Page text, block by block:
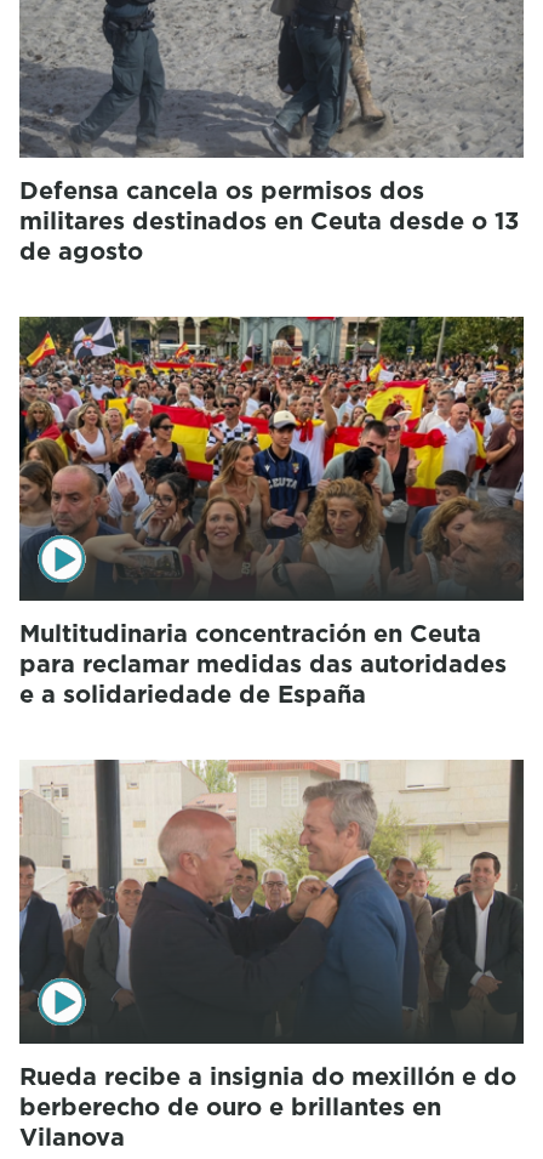
Defensa cancela os permisos dos
militares destinados en Ceuta desde o 13
de agosto
Multitudinaria concentración en Ceuta
para reclamar medidas das autoridades
e a solidariedade de España
Rueda recibe a insignia do mexillón e do
berberecho de ouro e brillantes en
Vilanova